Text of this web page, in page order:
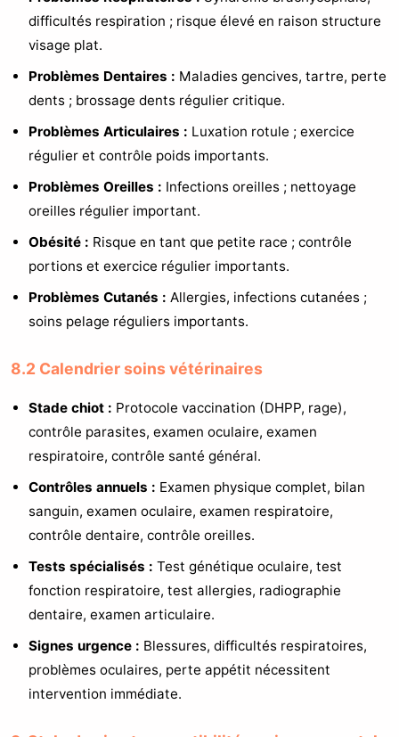
difficultés respiration ; risque élevé en raison structure
visage plat.
Problèmes Dentaires : Maladies gencives, tartre, perte
dents ; brossage dents régulier critique.
Problèmes Articulaires : Luxation rotule ; exercice
régulier et contrôle poids importants.
Problèmes Oreilles : Infections oreilles ; nettoyage
oreilles régulier important.
Obésité : Risque en tant que petite race ; contrôle
portions et exercice régulier importants.
Problèmes Cutanés : Allergies, infections cutanées ;
soins pelage réguliers importants.
8.2 Calendrier soins vétérinaires
Stade chiot : Protocole vaccination (DHPP, rage),
contrôle parasites, examen oculaire, examen
respiratoire, contrôle santé général.
Contrôles annuels : Examen physique complet, bilan
sanguin, examen oculaire, examen respiratoire,
contrôle dentaire, contrôle oreilles.
Tests spécialisés : Test génétique oculaire, test
fonction respiratoire, test allergies, radiographie
dentaire, examen articulaire.
Signes urgence : Blessures, difficultés respiratoires,
problèmes oculaires, perte appétit nécessitent
intervention immédiate.